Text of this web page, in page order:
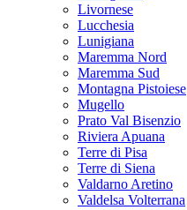
Livornese
Lucchesia
Lunigiana
Maremma Nord
Maremma Sud
Montagna Pistoiese
Mugello
Prato Val Bisenzio
Riviera Apuana
Terre di Pisa
Terre di Siena
Valdarno Aretino
Valdelsa Volterrana